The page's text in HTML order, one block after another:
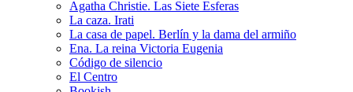
Agatha Christie. Las Siete Esferas
La caza. Irati
La casa de papel. Berlín y la dama del armiño
Ena. La reina Victoria Eugenia
Código de silencio
El Centro